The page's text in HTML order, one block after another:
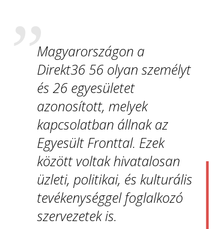
Magyarországon a
Direkt36 56 olyan személyt
és 26 egyesületet
azonosított, melyek
kapcsolatban állnak az
Egyesült Fronttal. Ezek
között voltak hivatalosan
üzleti, politikai, és kulturális
tevékenységgel foglalkozó
szervezetek is.